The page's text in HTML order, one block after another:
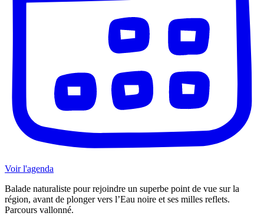
Voir l'agenda
Balade naturaliste pour rejoindre un superbe point de vue sur la
région, avant de plonger vers l’Eau noire et ses milles reflets.
Parcours vallonné.